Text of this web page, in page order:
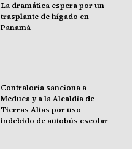
La dramática espera por un
trasplante de hígado en
Panamá
Contraloría sanciona a
Meduca y a la Alcaldía de
Tierras Altas por uso
indebido de autobús escolar